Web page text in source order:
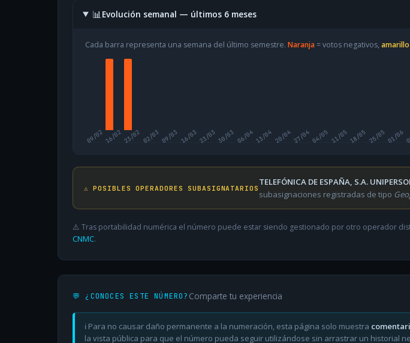
📊Evolución semanal — últimos 6 meses
Cada barra representa una semana del último semestre. Naranja= votos negativos, amarillo
09/0216/0223/02 02/03 09/03 16/03 23/03 30/03 06/0413/04 20/0427/0404/05 11/0518/05 25/0501/06
⚠️ POSIBLES OPERADORES SUBASIGNATARIOS
TELEFÓNICA DE ESPAÑA, S.A.
subasignaciones registradas de tipo
⚠️ Tras portabilidad numérica el número puede estar siendo gestionado por otro operador
CNMC.
💬 ¿CONOCES ESTE NÚMERO? Comparte tu experiencia
ℹ️ Para no causar daño permanente a la numeración, esta página solo muestra
la vista pública para que el número pueda seguir utilizándose sin arrastrar un historial